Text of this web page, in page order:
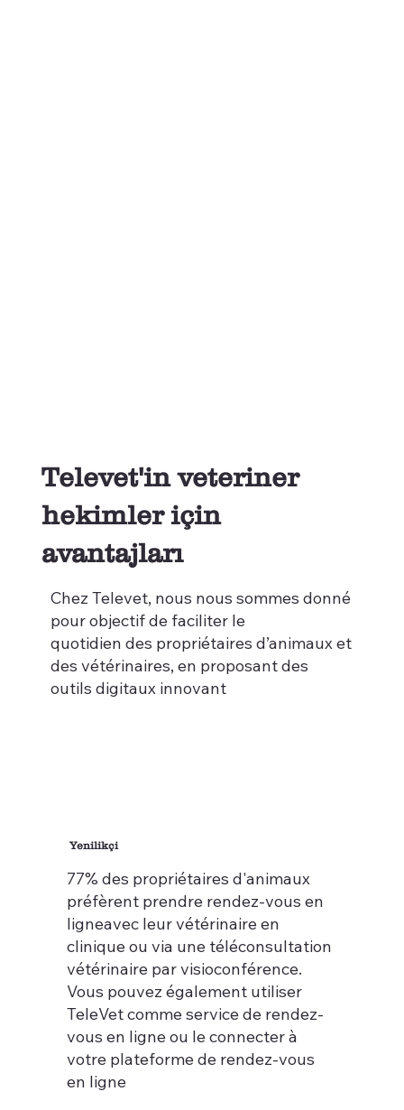
Televet'in veteriner
hekimler için
avantajları
Chez Televet, nous nous sommes donné
pour objectif de faciliter le
quotidien des propriétaires d’animaux et
des vétérinaires, en proposant des
outils digitaux innovant
Yenilikçi
77% des propriétaires d'animaux
préfèrent prendre rendez-vous en
ligneavec leur vétérinaire en
clinique ou via une téléconsultation
vétérinaire par visioconférence.
Vous pouvez également utiliser
TeleVet comme service de rendez-
vous en ligne ou le connecter à
votre plateforme de rendez-vous
en ligne